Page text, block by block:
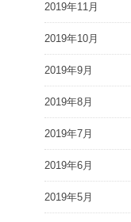
2019年11月
2019年10月
2019年9月
2019年8月
2019年7月
2019年6月
2019年5月